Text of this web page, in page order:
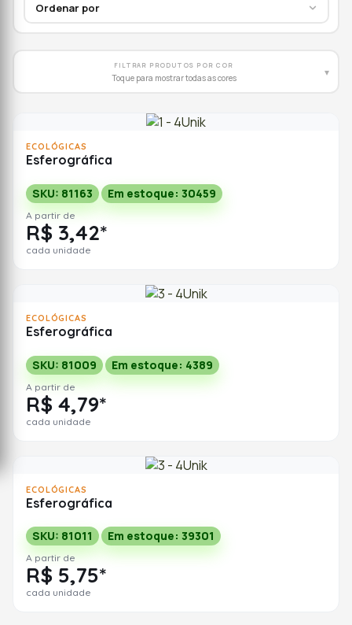
FILTRAR PRODUTOS POR COR
Toque para mostrar todas as cores ▾
ECOLÓGICAS
Esferográfica
SKU: 81163 Em estoque: 30459
A partir de
R$ 3,42*
cada unidade
ECOLÓGICAS
Esferográfica
SKU: 81009 Em estoque: 4389
A partir de
R$ 4,79*
cada unidade
ECOLÓGICAS
Esferográfica
SKU: 81011 Em estoque: 39301
A partir de
R$ 5,75*
cada unidade